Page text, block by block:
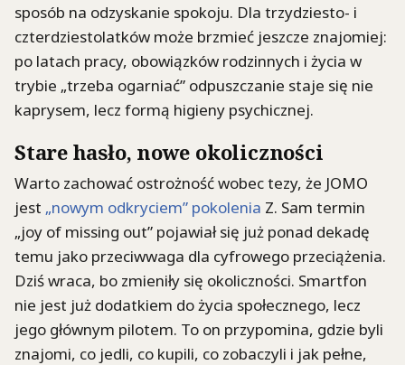
sposób na odzyskanie spokoju. Dla trzydziesto- i
czterdziestolatków może brzmieć jeszcze znajomiej:
po latach pracy, obowiązków rodzinnych i życia w
trybie „trzeba ogarniać” odpuszczanie staje się nie
kaprysem, lecz formą higieny psychicznej.
Stare hasło, nowe okoliczności
Warto zachować ostrożność wobec tezy, że JOMO
jest „nowym odkryciem” pokolenia Z. Sam termin
„joy of missing out” pojawiał się już ponad dekadę
temu jako przeciwwaga dla cyfrowego przeciążenia.
Dziś wraca, bo zmieniły się okoliczności. Smartfon
nie jest już dodatkiem do życia społecznego, lecz
jego głównym pilotem. To on przypomina, gdzie byli
znajomi, co jedli, co kupili, co zobaczyli i jak pełne,